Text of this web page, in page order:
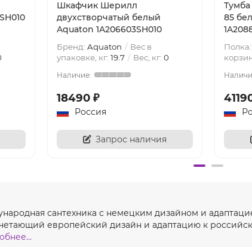
Шкафчик Шерилл
двухстворчатый белый
Aquaton 1A206603SH010
Бренд: Aquaton
Вес в
упаковке, кг: 19.7 Вес, кг: 0
18490 ₽
Россия
Запрос наличия
85
Полка:
сантехника с немецким дизайном и
европейский дизайн и адаптацию к